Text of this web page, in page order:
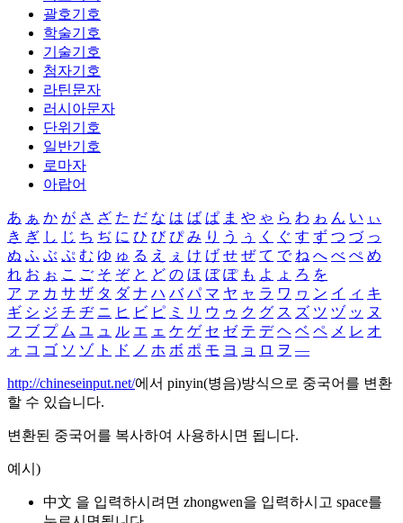
괄호기호
학술기호
기술기호
첨자기호
라틴문자
러시아문자
단위기호
일반기호
로마자
아랍어
あ ぁ か が さ ざ た だ な は ば ぱ ま や ゃ ら わ ゎ ん い ぃ
き ぎ し じ ち ぢ に ひ び ぴ み り う ぅ く ぐ す ず つ づ っ
ぬ ふ ぶ ぷ む ゆ ゅ る え ぇ け げ せ ぜ て で ね へ べ ぺ め
れ お ぉ こ ご そ ぞ と ど の ほ ぼ ぽ も よ ょ ろ を
ア ァ カ サ ザ タ ダ ナ ハ バ パ マ ヤ ャ ラ ワ ヮ ン イ ィ キ
ギ シ ジ チ ヂ ニ ヒ ビ ピ ミ リ ウ ゥ ク グ ス ズ ツ ヅ ッ ヌ
フ ブ プ ム ユ ュ ル エ ェ ケ ゲ セ ゼ テ デ ヘ ベ ペ メ レ オ
ォ コ ゴ ソ ゾ ト ド ノ ホ ボ ポ モ ヨ ョ ロ ヲ ―
http://chineseinput.net/에서 pinyin(병음)방식으로 중국어를 변환
할 수 있습니다.
변환된 중국어를 복사하여 사용하시면 됩니다.
예시)
中文 을 입력하시려면 zhongwen을 입력하시고 space를